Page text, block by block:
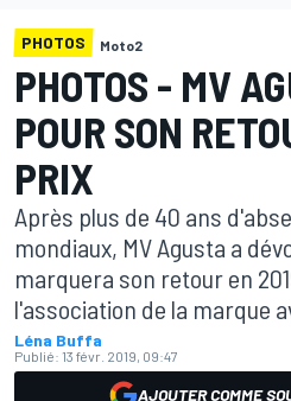
PHOTOS Moto2
PHOTOS - MV
POUR SON
PRIX
Après plus de 40 ans
mondiaux, MV Agusta a
marquera son retour en
l'association de la marque
Léna Buffa
Publié: 13 févr. 2019, 09:47
AJOUTER COMME